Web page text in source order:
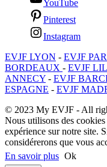
YouTube
Pinterest
Instagram
EVJF LYON - EVJF
BORDEAUX - EVJF
ANNECY - EVJF
ESPAGNE - EVJF
© 2023 My EVJF - All
Nous utilisons des
expérience sur notre site.
considérerons que vous
En savoir plus Ok